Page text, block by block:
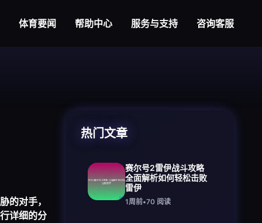
体育要闻 帮助中心 服务与支持 咨询客服
的对手，
详细的分
热门文章
赛尔号2雷伊战斗攻略
全面解析如何轻松击败
雷伊
1周前•70 阅读